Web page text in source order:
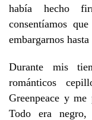
había hecho
consentíamos
embargarnos
Durante mis
románticos
Greenpeace y
Todo era negro,